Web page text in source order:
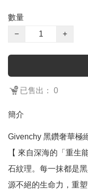
數量
−
+
已售出： 0
簡介
Givenchy 黑鑽奢華極
【 來自深海的「重生
石紋理。每一抹都是
源不絕的生命力，重